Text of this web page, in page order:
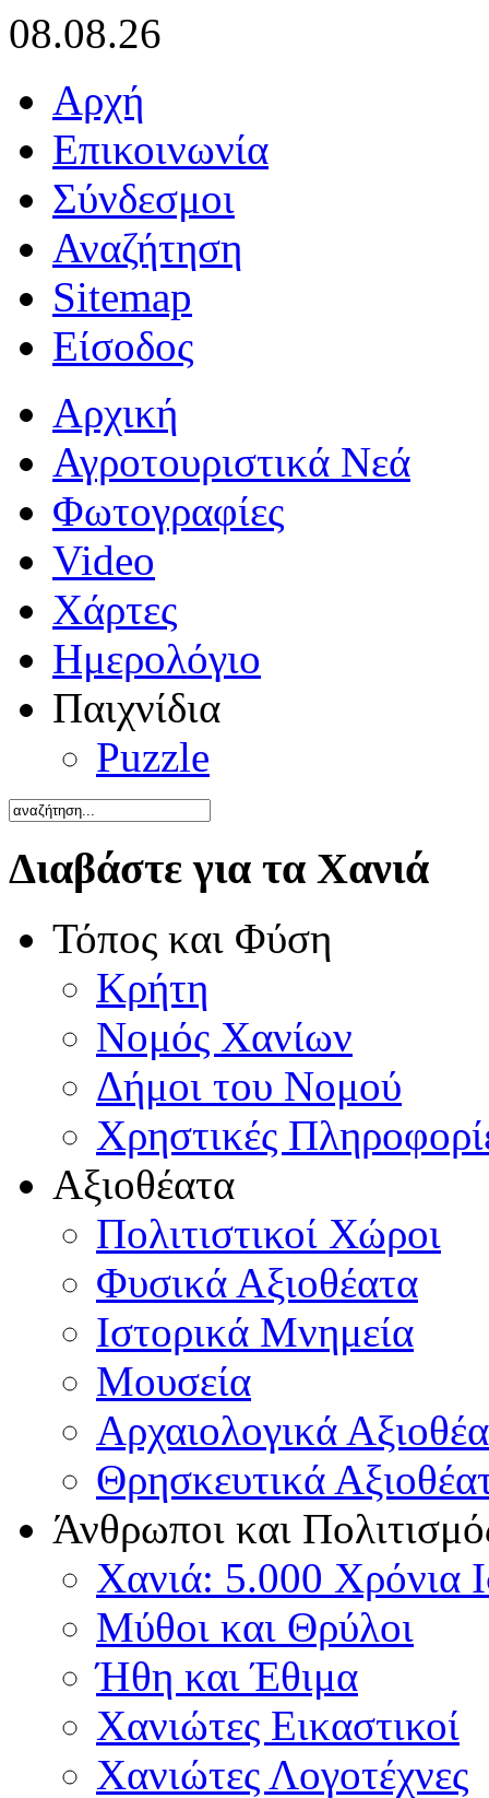
08.08.26
Αρχή
Επικοινωνία
Σύνδεσμοι
Αναζήτηση
Sitemap
Είσοδος
Αρχική
Αγροτουριστικά Νεά
Φωτογραφίες
Video
Χάρτες
Ημερολόγιο
Παιχνίδια
Puzzle
Διαβάστε για τα Χανιά
Τόπος και Φύση
Κρήτη
Νομός Χανίων
Δήμοι του Νομού
Χρηστικές
Αξιοθέατα
Πολιτιστικοί Χώροι
Φυσικά Αξιοθέατα
Ιστορικά Μνημεία
Μουσεία
Αρχαιολογικά
Θρησκευτικά
Άνθρωποι και
Χανιά: 5.000 Χρόνια
Μύθοι και Θρύλοι
Ήθη και Έθιμα
Χανιώτες Εικαστικοί
Χανιώτες Λογοτέχνες